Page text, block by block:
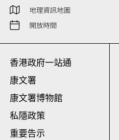
地理資訊地圖
開放時間
香港政府一站通
康文署
康文署博物館
私隱政策
重要告示